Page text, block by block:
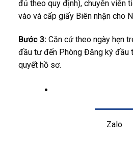
đủ theo quy định), chuyên viên
vào và cấp giấy Biên nhận cho
Bước 3:Căn cứ theo ngày hẹn
đầu tư đến Phòng Đăng ký đầu
quyết hồ sơ.
Zalo